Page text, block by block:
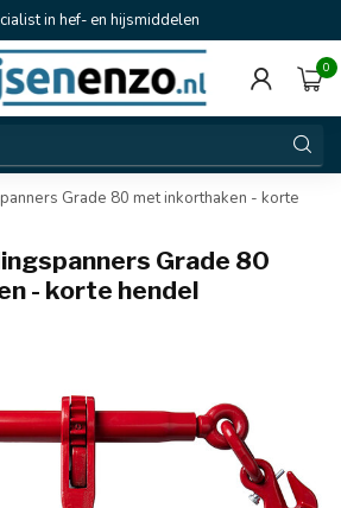
in hef- en hijsmiddelen
0
Grade 80 met inkorthaken - korte
Grade 80
- korte hendel